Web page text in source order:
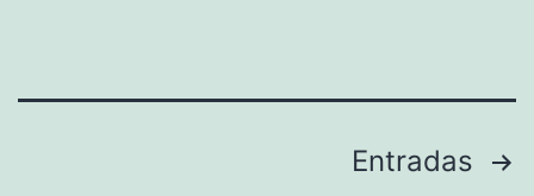
Entradas